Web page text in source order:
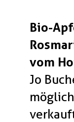
Bio-
vom
Jo